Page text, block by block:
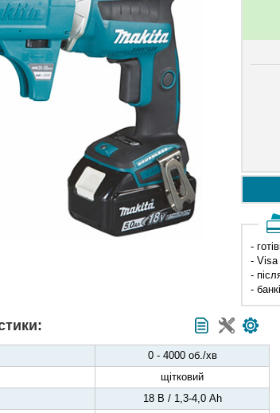
-
- Visa
-
-
0 - 4000 об./хв
щітковий
18 В / 1,3-4,0 Ah